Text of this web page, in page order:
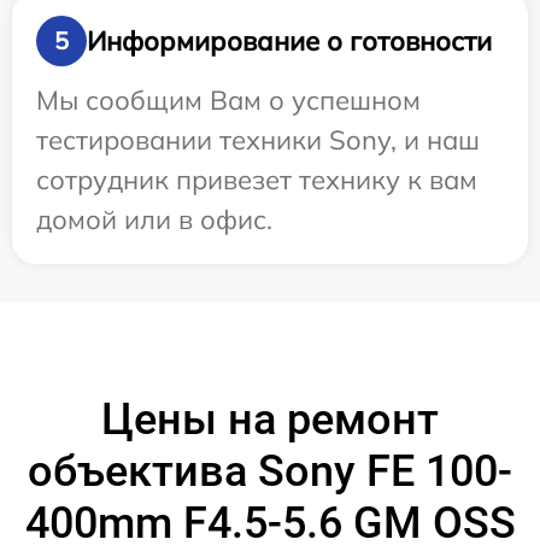
5
Информирование о готовности
Мы сообщим Вам о успешном
тестировании техники Sony, и наш
сотрудник привезет технику к вам
домой или в офис.
Цены на ремонт
объектива Sony FE 100-
400mm F4.5-5.6 GM OSS